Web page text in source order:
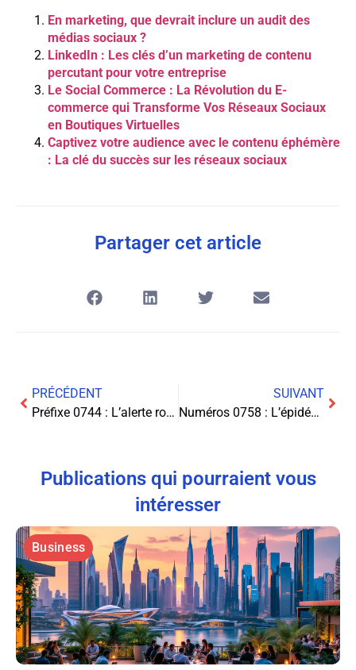
En marketing, que devrait inclure un audit des
médias sociaux ?
LinkedIn : Les clés d’un marketing de contenu
percutant pour votre entreprise
Le Social Commerce : La Révolution du E-
commerce qui Transforme Vos Réseaux Sociaux
en Boutiques Virtuelles
Captivez votre audience avec le contenu éphémère
: La clé du succès sur les réseaux sociaux
Partager cet article
PRÉCÉDENT
Préfixe 0744 : L’alerte rouge pour votre téléphone
SUIVANT
Numéros 0758 : L’épidémie d’arnaques téléphoniques qui frappe la France
Publications qui pourraient vous
intéresser
Business